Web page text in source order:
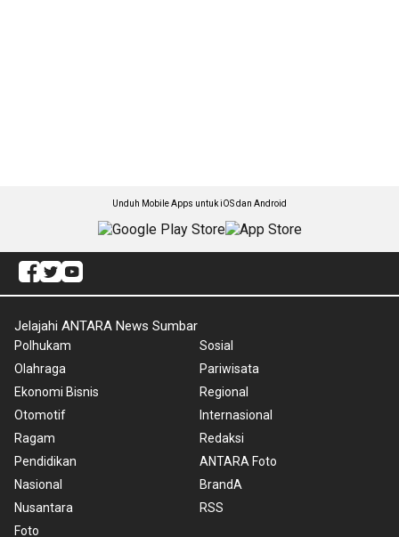
Unduh Mobile Apps untuk iOS dan Android
Jelajahi ANTARA News Sumbar
Polhukam
Olahraga
Ekonomi Bisnis
Otomotif
Ragam
Pendidikan
Nasional
Nusantara
Foto
Sosial
Pariwisata
Regional
Internasional
Redaksi
ANTARA Foto
BrandA
RSS